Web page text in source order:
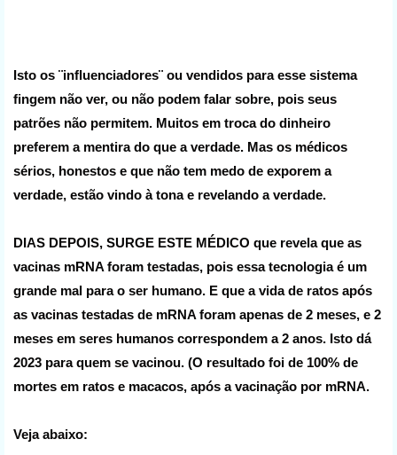
Isto os ¨influenciadores¨ ou vendidos para esse sistema
fingem não ver, ou não podem falar sobre, pois seus
patrões não permitem. Muitos em troca do dinheiro
preferem a mentira do que a verdade. Mas os médicos
sérios, honestos e que não tem medo de exporem a
verdade, estão vindo à tona e revelando a verdade.
DIAS DEPOIS, SURGE ESTE MÉDICO que revela que as
vacinas mRNA foram testadas, pois essa tecnologia é um
grande mal para o ser humano. E que a vida de ratos após
as vacinas testadas de mRNA foram apenas de 2 meses, e 2
meses em seres humanos correspondem a 2 anos. Isto dá
2023 para quem se vacinou. (O resultado foi de 100% de
mortes em ratos e macacos, após a vacinação por mRNA.
Veja abaixo: